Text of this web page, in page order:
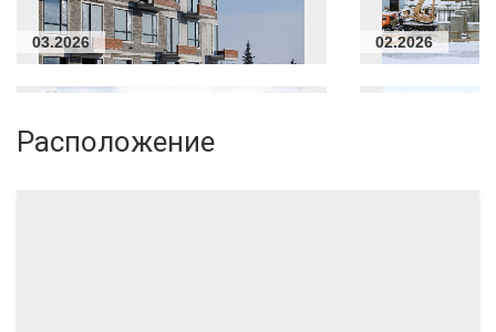
03.2026 02.2026
Расположение